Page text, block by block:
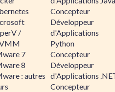
/
7
8
: autres
Concepteur
Développeur
d'Applications
Python
Concepteur
Développeur
d'Applications
Concepteur